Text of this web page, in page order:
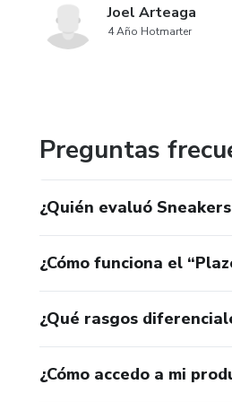
Joel Arteaga
4 Año Hotmarter
Preguntas
¿Quién evaluó
¿Cómo funciona el
¿Qué rasgos
¿Cómo accedo a mi